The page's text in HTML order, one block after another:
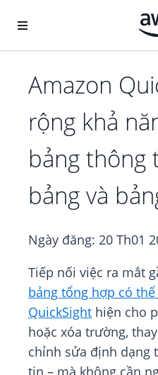
Amazon
rộng khả
bảng thông
bảng và
Ngày đăng: 20 Th01
Tiếp nối việc ra mắt
bảng tổng hợp có
QuickSight hiện cho
hoặc xóa trường,
chỉnh sửa định dạng